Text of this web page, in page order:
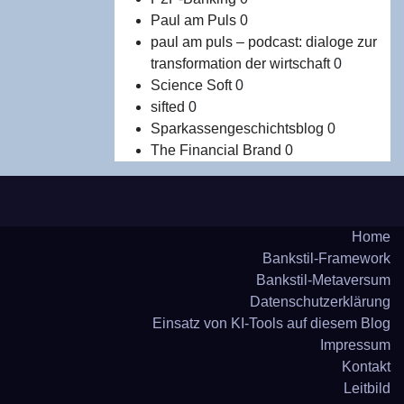
Paul am Puls 0
paul am puls – podcast: dialoge zur
transformation der wirtschaft0
Science Soft0
sifted 0
Sparkassengeschichtsblog 0
The Financial Brand 0
Home
Bank­stil-Frame­work
Bank­stil-Meta­ver­sum
Daten­schutz­er­klä­rung
Ein­satz von KI-Tools auf die­sem Blog
Impres­sum
Kon­takt
Leit­bild